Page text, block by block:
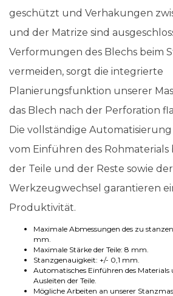
geschützt und Verhakungen
und der Matrize sind
Verformungen des Blechs beim
vermeiden, sorgt die integrierte
Planierungsfunktion unserer
das Blech nach der Perforation
Die vollständige Automatisierung
vom Einführen des Rohmaterials
der Teile und der Reste sowie
Werkzeugwechsel garantieren
Produktivität.
Maximale Abmessungen des zu
mm.
Maximale Stärke der Teile: 8 mm.
Stanzgenauigkeit: +/- 0,1 mm.
Automatisches Einführen des
Ausleiten der Teile.
Mögliche Arbeiten an unserer